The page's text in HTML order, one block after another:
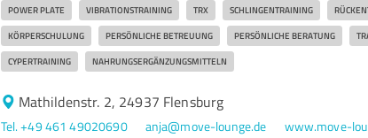
POWER PLATE VIBRATIONSTRAINING TRX SCHLINGENTRAINING
KÖRPERSCHULUNG PERSÖNLICHE BETREUUNG PERSÖNLICHE BERATUNG
CYPERTRAINING NAHRUNGSERGÄNZUNGSMITTELN
Mathildenstr. 2, 24937 Flensburg
Tel. +49 461 49020690 anja@move-lounge.de www.move-